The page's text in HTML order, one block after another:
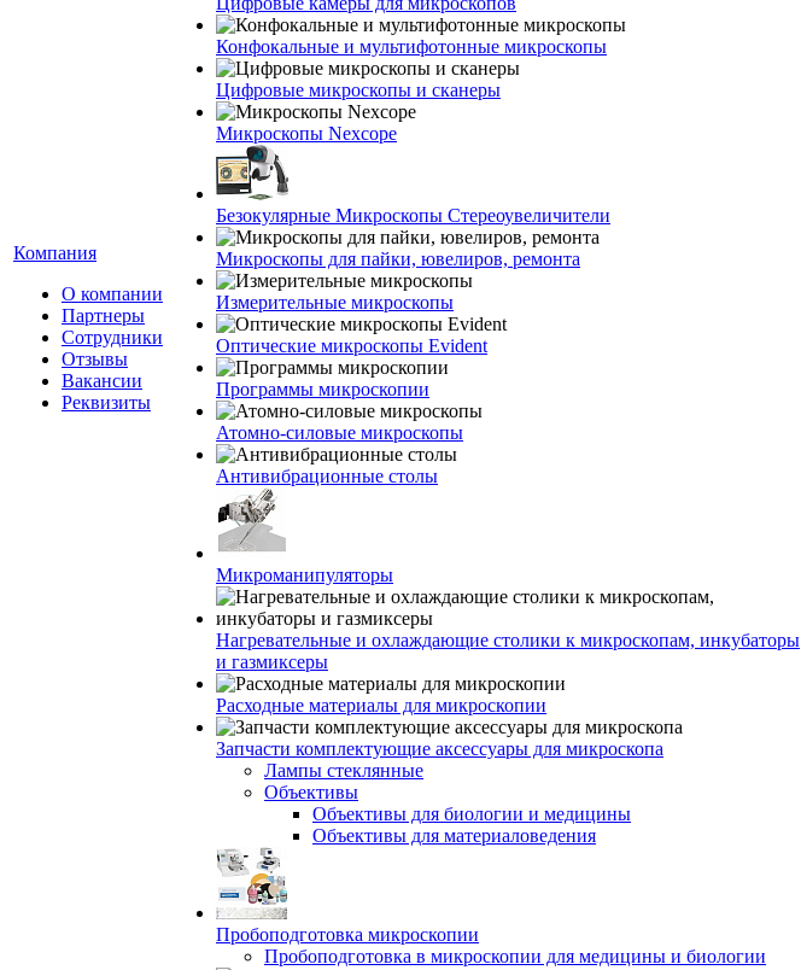
Компания
О компании
Партнеры
Сотрудники
Отзывы
Вакансии
Реквизиты
Конфокальные и мультифотонные микроскопы
Цифровые микроскопы и сканеры
Микроскопы Nexcope
Безокулярные Микроскопы Стереоувеличители
Микроскопы для пайки, ювелиров, ремонта
Измерительные микроскопы
Оптические микроскопы Evident
Программы микроскопии
Атомно-силовые микроскопы
Антивибрационные столы
Микроманипуляторы
Нагревательные и охлаждающие столики к микроскопам, инкубаторы
и газмиксеры
Расходные материалы для микроскопии
Запчасти комплектующие аксессуары для микроскопа
Лампы стеклянные
Объективы
Объективы для биологии и медицины
Объективы для материаловедения
Пробоподготовка микроскопии
Пробоподготовка в микроскопии для медицины и биологии